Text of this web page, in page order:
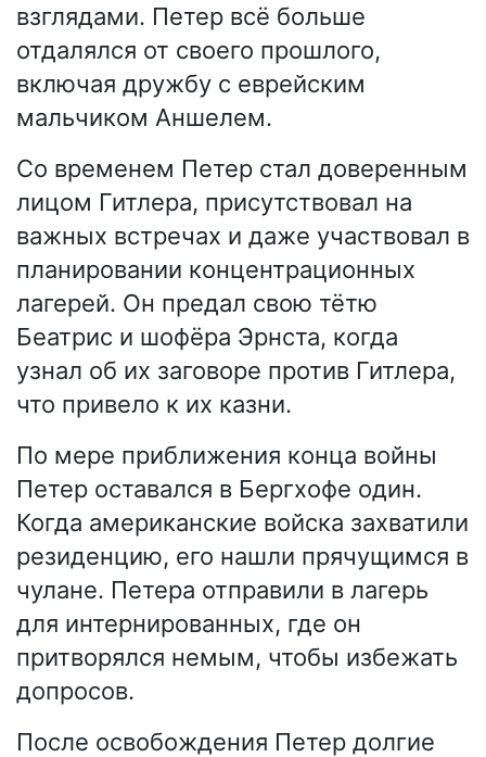
взглядами. Петер всё больше
отдалялся от своего прошлого,
включая дружбу с еврейским
мальчиком Аншелем.
Со временем Петер стал доверенным
лицом Гитлера, присутствовал на
важных встречах и даже участвовал в
планировании концентрационных
лагерей. Он предал свою тётю
Беатрис и шофёра Эрнста, когда
узнал об их заговоре против Гитлера,
что привело к их казни.
По мере приближения конца войны
Петер оставался в Бергхофе один.
Когда американские войска захватили
резиденцию, его нашли прячущимся в
чулане. Петера отправили в лагерь
для интернированных, где он
притворялся немым, чтобы избежать
допросов.
После освобождения Петер долгие